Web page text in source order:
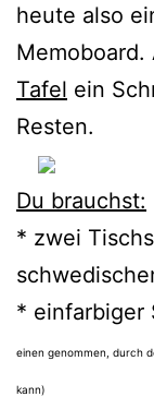
heute also
Tafel ein
Resten.
Du brauchst:
* zwei
* einfarbiger
einen genommen, durch
kann)